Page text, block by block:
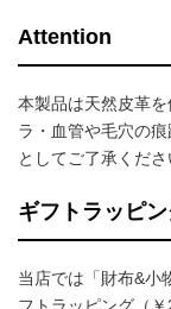
Attention
本製品は天然皮革
ラ・血管や毛穴の
としてご了承くださ
ギフトラッピ
当店では「財布&小
フトラッピング（